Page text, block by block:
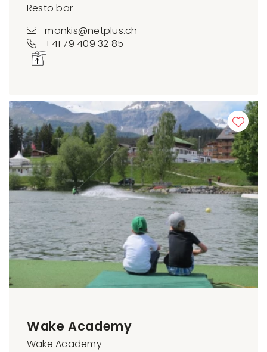
Resto bar
monkis@netplus.ch
+41 79 409 32 85
Wake Academy
Wake Academy